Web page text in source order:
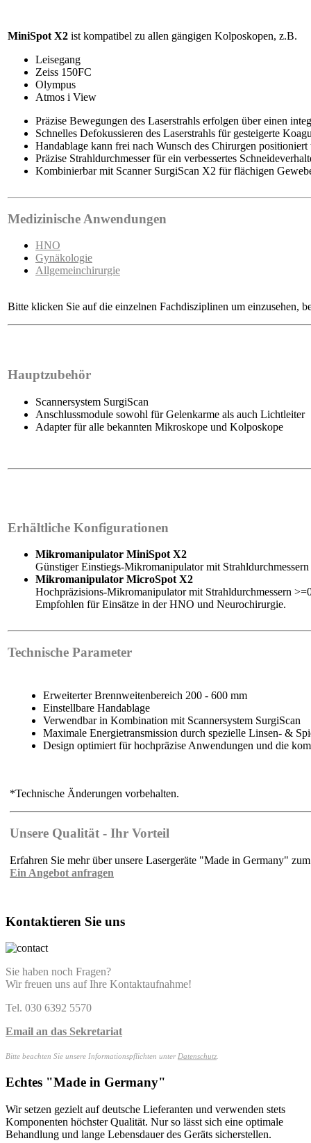
MiniSpot X2 ist kompatibel zu allen gängigen Kolposkopen, z.B.
Leisegang
Zeiss 150FC
Olympus
Atmos i View
Präzise Bewegungen des Laserstrahls erfolgen über einen
Schnelles Defokussieren des Laserstrahls für gesteigerte
Handablage kann frei nach Wunsch des Chirurgen positioniert
Präzise Strahldurchmesser für ein verbessertes
Kombinierbar mit Scanner SurgiScan X2 für flächigen
Medizinische Anwendungen
HNO
Gynäkologie
Allgemeinchirurgie
Bitte klicken Sie auf die einzelnen Fachdisziplinen um einzusehen,
Hauptzubehör
Scannersystem SurgiScan
Anschlussmodule sowohl für Gelenkarme als auch Lichtleiter
Adapter für alle bekannten Mikroskope und Kolposkope
Erhältliche Konfigurationen
Mikromanipulator MiniSpot X2
Günstiger Einstiegs-Mikromanipulator mit
Mikromanipulator MicroSpot X2
Hochpräzisions-Mikromanipulator mit Strahldurchmessern
Empfohlen für Einsätze in der HNO und Neurochirurgie.
Technische Parameter
Erweiterter Brennweitenbereich 200 - 600 mm
Einstellbare Handablage
Verwendbar in Kombination mit Scannersystem SurgiScan
Maximale Energietransmission durch spezielle Linsen- &
Design optimiert für hochpräzise Anwendungen und die
*Technische Änderungen vorbehalten.
Unsere Qualität - Ihr Vorteil
Erfahren Sie mehr über unsere Lasergeräte "Made in Germany"
Ein Angebot anfragen
Kontaktieren Sie uns
Sie haben noch Fragen?
Wir freuen uns auf Ihre Kontaktaufnahme!
Tel. 030 6392 5570
Email an das Sekretariat
Bitte beachten Sie unsere Informationspflichten unterDatenschutz.
Echtes "Made in Germany"
Wir setzen gezielt auf deutsche Lieferanten und verwenden stets
Komponenten höchster Qualität. Nur so lässt sich eine optimale
Behandlung und lange Lebensdauer des Geräts sicherstellen.